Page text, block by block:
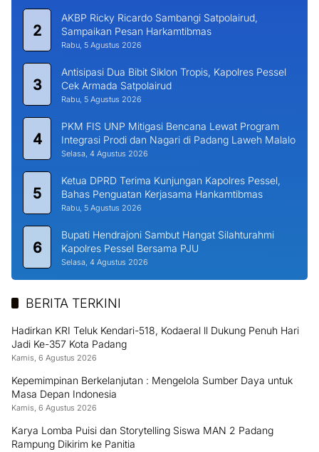
2
AKBP Ricky Ricardo Sambangi Satpolairud,
Sampaikan Pesan Harkamtibmas
Rabu, 5 Agustus 2026
3
Antisipasi Dua Bibit Siklon Tropis, Kapolres Pessel
Cek Armada Satpolairud
Rabu, 5 Agustus 2026
4
PKM FIS UNP Mitigasi Bencana Lewat Program
Integrasi Prodi dan Nagari di Padang Laweh Malalo
Selasa, 4 Agustus 2026
5
Ketua DPRD Terima Kunjungan Kapolres Pessel,
Bahas Penguatan Kerjasama Hankamtibmas
Rabu, 5 Agustus 2026
6
Bupati Hendrajoni Sambut Hangat Silahturahmi
Kapolres Pessel Bersama PJU
Selasa, 4 Agustus 2026
BERITA TERKINI
Hadirkan KRI Teluk Kendari-518, Kodaeral ll Dukung Penuh Hari
Jadi Ke-357 Kota Padang
Kamis, 6 Agustus 2026
Kepemimpinan Berkelanjutan : Mengelola Sumber Daya untuk
Masa Depan Indonesia
Kamis, 6 Agustus 2026
Karya Lomba Puisi dan Storytelling Siswa MAN 2 Padang
Rampung Dikirim ke Panitia